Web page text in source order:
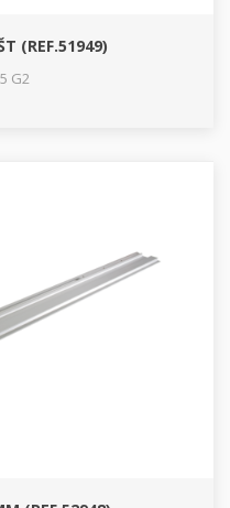
(REF.51949)
G2